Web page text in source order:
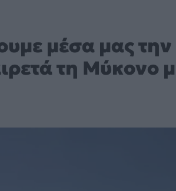
μέσα μας
τη Μύκονο